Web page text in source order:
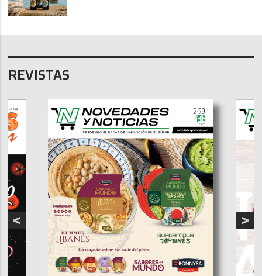
REVISTAS